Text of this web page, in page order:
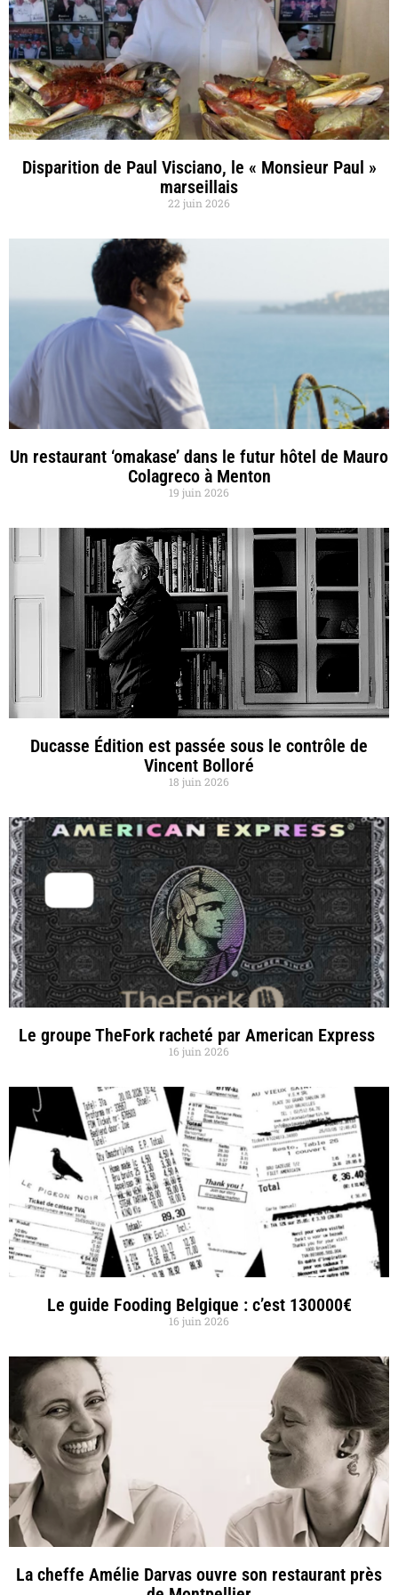
Disparition de Paul Visciano, le « Monsieur Paul »
marseillais
22 juin 2026
Un restaurant ‘omakase’ dans le futur hôtel de Mauro
Colagreco à Menton
19 juin 2026
Ducasse Édition est passée sous le contrôle de
Vincent Bolloré
18 juin 2026
Le groupe TheFork racheté par American Express
16 juin 2026
Le guide Fooding Belgique : c’est 130000€
16 juin 2026
La cheffe Amélie Darvas ouvre son restaurant près